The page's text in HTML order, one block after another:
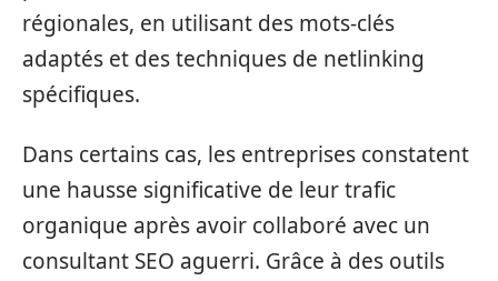
régionales, en utilisant des mots-clés
adaptés et des techniques de netlinking
spécifiques.
Dans certains cas, les entreprises constatent
une hausse significative de leur trafic
organique après avoir collaboré avec un
consultant SEO aguerri. Grâce à des outils